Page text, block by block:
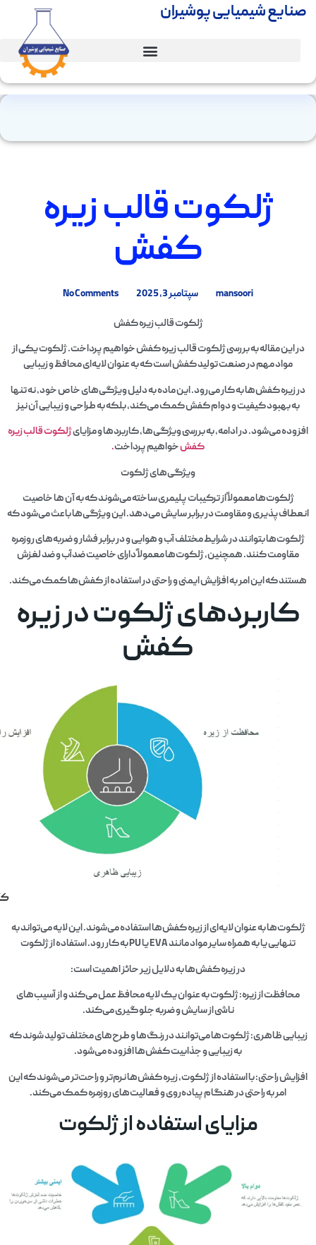
شیمیایی پوشیران
ژلکوت قالب زیره
کفش
mansoori سپتامبر 3, 2025 No Comments
ژلکوت قالب زیره کفش
مقاله به بررسی ژلکوت قالب زیره کفش خواهیم پرداخت. ژلکوت یکی از
مواد مهم در صنعت تولید کفش است که به عنوان لایه‌ای محافظ و زیبایی
کفش‌ها به کار می‌رود. این ماده به دلیل ویژگی‌های خاص خود، نه تنها
بهبود کیفیت و دوام کفش کمک می‌کند، بلکه به طراحی و زیبایی آن نیز
می‌شود. در ادامه، به بررسی ویژگی‌ها، کاربردها و مزایایژلکوت قالب زیره
کفشخواهیم پرداخت.
ویژگی‌های ژلکوت
ژلکوت‌ها معمولاً از ترکیبات پلیمری ساخته می‌شوند که به آن‌ ها خاصیت
و مقاومت در برابر سایش می‌دهد. این ویژگی‌ها باعث می‌شود که
بتوانند در شرایط مختلف آب و هوایی و در برابر فشار و ضربه‌های روزمره
کنند. همچنین، ژلکوت‌ها معمولاً دارای خاصیت ضدآب و ضد لغزش
که این امر به افزایش ایمنی و راحتی در استفاده از کفش‌ها کمک می‌کند.
ژلکوت در زیره
کفش
کاربرد
به عنوان لایه‌ای از زیره کفش‌ها استفاده می‌شوند. این لایه می‌تواند به
تنهایی یا به همراه سایر مواد مانند EVA یا PU به کار رود. استفاده از ژلکوت
در زیره کفش‌ها به دلایل زیر حائز اهمیت است:
از زیره: ژلکوت به عنوان یک لایه محافظ عمل می‌کند و از آسیب‌های
ناشی از سایش و ضربه جلوگیری می‌کند.
ظاهری: ژلکوت‌ها می‌توانند در رنگ‌ها و طرح‌های مختلف تولید شوند که
به زیبایی و جذابیت کفش‌ها افزوده می‌شود.
راحتی: با استفاده از ژلکوت، زیره کفش‌ها نرم‌تر و راحت‌تر می‌شوند که این
امر به راحتی در هنگام پیاده‌روی و فعالیت‌های روزمره کمک می‌کند.
مزایای استفاده از ژلکوت